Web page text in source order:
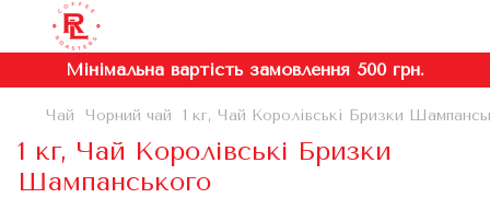
Мінімальна вартість замовлення 500 грн.
Чай Чорний чай 1 кг, Чай Королівські Бризки
1 кг, Чай Королівські Бризки
Шампанського